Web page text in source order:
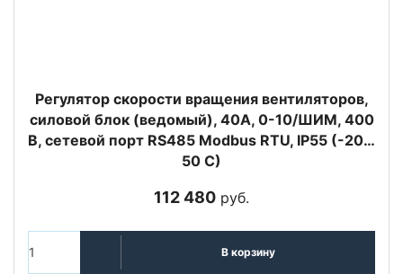
Регулятор скорости вращения вентиляторов,
силовой блок (ведомый), 40А, 0-10/ШИМ, 400
В, сетевой порт RS485 Modbus RTU, IP55 (-20…
50 C)
112 480 руб.
В корзину